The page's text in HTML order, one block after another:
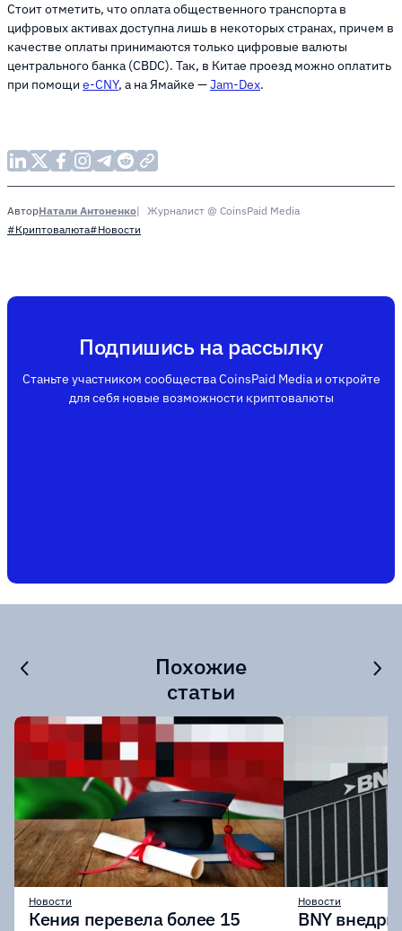
Стоит отметить, что оплата общественного транспорта в
цифровых активах доступна лишь в некоторых странах, причем в
качестве оплаты принимаются только цифровые валюты
центрального банка (CBDC). Так, в Китае проезд можно оплатить
при помощи e-CNY, а на Ямайке —Jam-Dex.
АвторНатали Антоненко
Журналист @ CoinsPaid Media
#Криптовалюта#Новости
Подпишись на рассылку
Станьте участником сообщества CoinsPaid Media и откройте
для себя новые возможности криптовалюты
Похожие
статьи
Новости
Кения перевела более 15
Новости
BNY